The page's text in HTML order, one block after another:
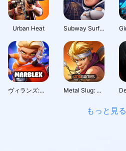
Urban Heat Subway Surfers City
ヴィランズ:ロボバトルロイヤル Metal Slug: Awakening
もっと見る